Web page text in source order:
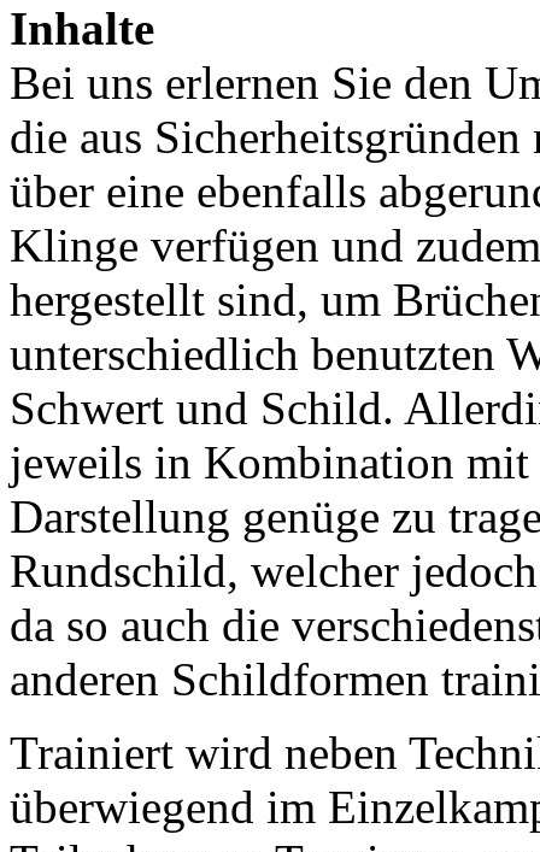
Inhalte
Bei uns erlernen Sie den
die aus Sicherheitsgründen
über eine ebenfalls
Klinge verfügen und
hergestellt sind, um
unterschiedlich benutzten
Schwert und Schild.
jeweils in Kombination mit
Darstellung genüge zu
Rundschild, welcher
da so auch die
anderen Schildformen
Trainiert wird neben
überwiegend im